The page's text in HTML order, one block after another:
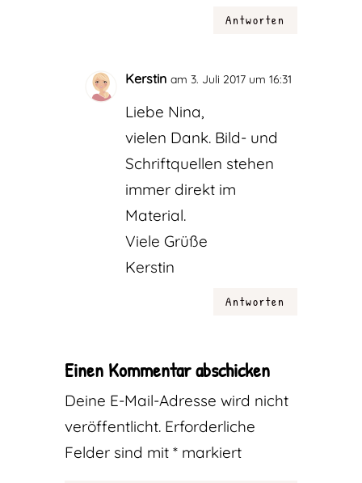
Antworten
Kerstin am 3. Juli 2017 um 16:31
Liebe Nina,
vielen Dank. Bild- und
Schriftquellen stehen
immer direkt im
Material.
Viele Grüße
Kerstin
Antworten
Einen Kommentar abschicken
Deine E-Mail-Adresse wird nicht
veröffentlicht. Erforderliche
Felder sind mit *markiert